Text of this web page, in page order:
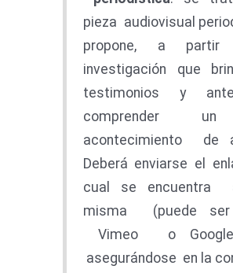
pieza audiovisual
propone, a
investigación que
testimonios y
comprender un
acontecimiento de
Deberá enviarse el
cual se encuentra
misma (puede ser
Vimeo o
asegurándose en la